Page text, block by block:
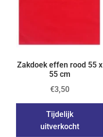
Zakdoek effen rood 55 x
55 cm
€3,50
Tijdelijk
uitverkocht